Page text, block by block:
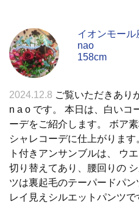
イオンモール
nao
158cm
2024.12.8 ご覧いただきあり
n a o です。 本日は、白いコ
ーデをご紹介します。 ボア
シャレコーデに仕上がりま
ト付きアンサンブルは、 ウ
切り替えてあり、腰回りの
ツは裏起毛のテーパードパ
レイ見えシルエットパンツ